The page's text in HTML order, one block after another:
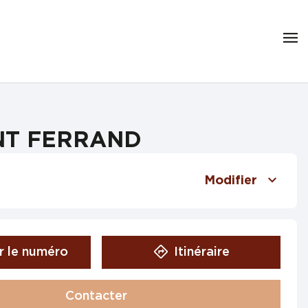
FERRAND
Modifier
le numéro Itinéraire
Contacter